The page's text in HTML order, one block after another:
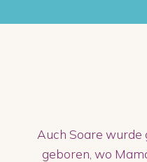
Auch Soare wurde
geboren, wo